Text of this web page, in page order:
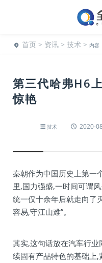
首页 > 资讯 > 技术 > 内容
第三代哈弗H6
惊艳
技术 2020-
秦朝作为中国历史上第一
里,国力强盛,一时间可谓
统一仅十余年后就走向
容易,守江山难”。
其实,这句话放在汽车行
续固有产品特色的基础上